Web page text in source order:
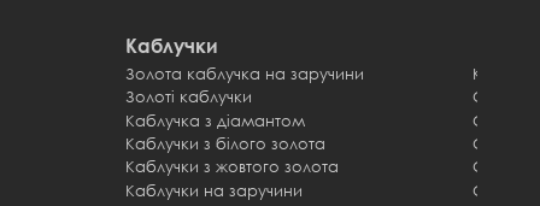
Каблучки
Золота каблучка на заручини
Золоті каблучки
Каблучка з діамантом
Каблучки з білого золота
Каблучки з жовтого золота
Каблучки на заручини
Обручки
Обручки